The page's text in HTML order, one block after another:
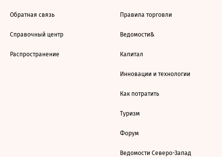
Обратная связь
Справочный центр
Распространение
Правила торговли
Ведомости&
Капитал
Инновации и технологии
Как потратить
Туризм
Форум
Ведомости Северо-Запад